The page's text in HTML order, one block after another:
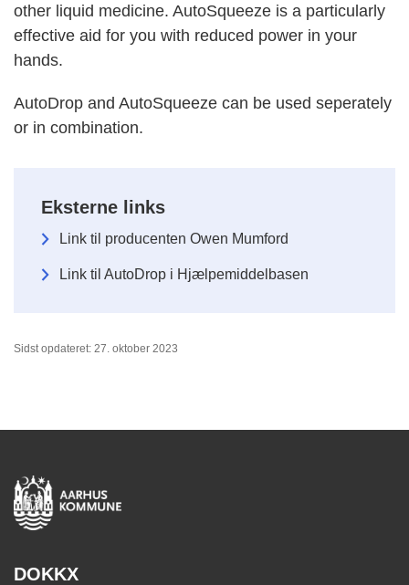
other liquid medicine. AutoSqueeze is a particularly
effective aid for you with reduced power in your
hands.
AutoDrop and AutoSqueeze can be used seperately
or in combination.
Eksterne links
Link til producenten Owen Mumford
Link til AutoDrop i Hjælpemiddelbasen
Sidst opdateret: 27. oktober 2023
DOKKX